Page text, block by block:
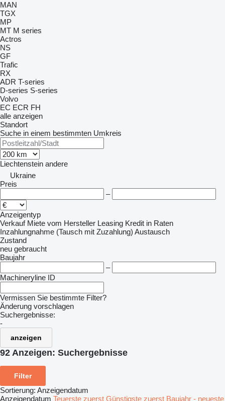
MAN
TGX
MP
MT M series
Actros
NS
GF
Trafic
RX
ADR T-series
D-series S-series
Volvo
EC ECR FH
alle anzeigen
Standort
Suche in einem bestimmten Umkreis
Liechtenstein andere
Ukraine
Preis
–
Anzeigentyp
Verkauf Miete vom Hersteller Leasing Kredit in Raten
Inzahlungnahme (Tausch mit Zuzahlung) Austausch
Zustand
neu gebraucht
Baujahr
–
Machineryline ID
Vermissen Sie bestimmte Filter?
Änderung vorschlagen
Suchergebnisse:
-
anzeigen
92 Anzeigen: Suchergebnisse
Filter
Sortierung: Anzeigendatum
Anzeigendatum Teuerste zuerst Günstigste zuerst Baujahr - neueste